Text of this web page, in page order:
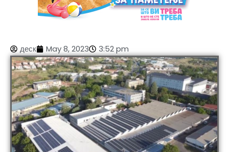
деск May 8, 2023 3:52 pm